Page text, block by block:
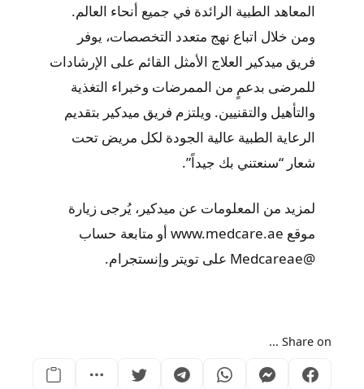
المعاهد الطبية الرائدة في جميع أنحاء العالم.
ومن خلال اتباع نهج متعدد التخصصات، يوفر
فريق ميدكير العلاج الأمثل القائم على الإرشادات
للمرضى بدعمٍ من الممرضات وخبراء التغذية
والتأهيل والتقنيين. ويلتزم فريق ميدكير بتقديم
الرعاية الطبية عالية الجودة لكل مريض تحت
شعار “سنعتني بك جيداً”.
لمزيد من المعلومات عن ميدكير، يُرجى زيارة
موقع www.medcare.ae أو متابعة حساب
@Medcareae على تويتر وإنستجرام.
Share on ...